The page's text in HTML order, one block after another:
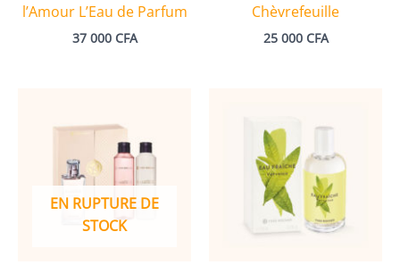
l’Amour L’Eau de Parfum
37 000 CFA
Chèvrefeuille
25 000 CFA
EN RUPTURE DE
STOCK